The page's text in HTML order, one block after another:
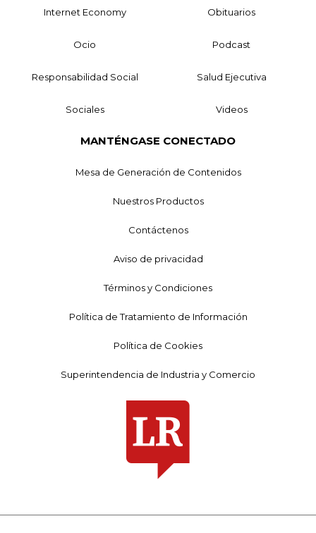
Internet Economy Obituarios
Ocio Podcast
Responsabilidad Social Salud Ejecutiva
Sociales Videos
MANTÉNGASE CONECTADO
Mesa de Generación de Contenidos
Nuestros Productos
Contáctenos
Aviso de privacidad
Términos y Condiciones
Política de Tratamiento de Información
Política de Cookies
Superintendencia de Industria y Comercio